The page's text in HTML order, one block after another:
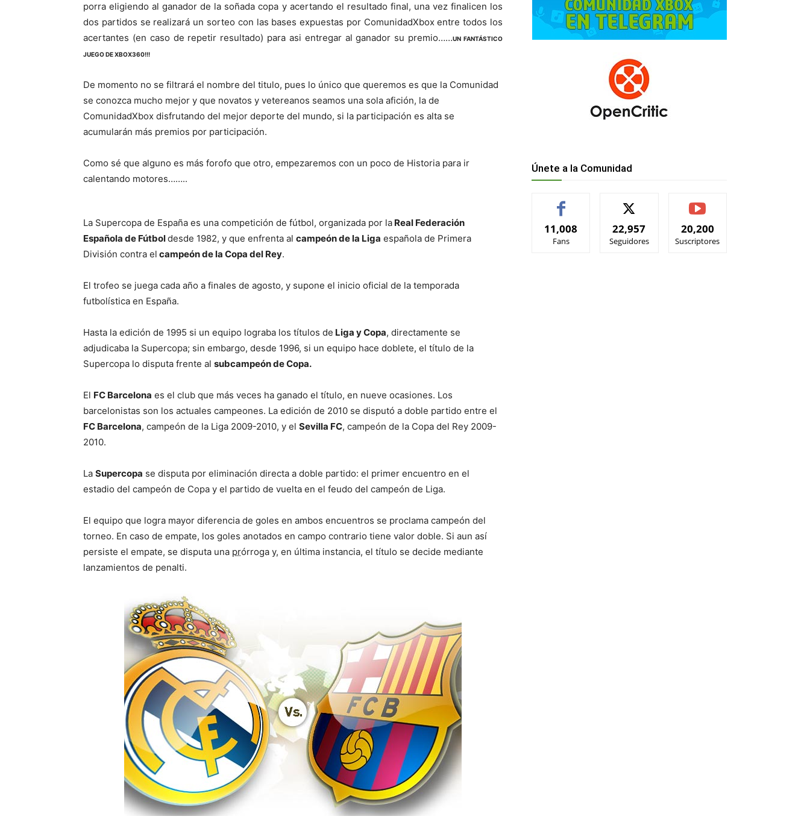
porra eligiendo al ganador de la soñada copa y acertando el resultado final, una vez finalicen los
dos partidos se realizará un sorteo con las bases expuestas por ComunidadXbox entre todos los
acertantes (en caso de repetir resultado) para asi entregar al ganador su premio……UN FANTÁSTICO
JUEGO DE XBOX360!!!
De momento no se filtrará el nombre del titulo, pues lo único que queremos es que la Comunidad
se conozca mucho mejor y que novatos y vetereanos seamos una sola afición, la de
ComunidadXbox disfrutando del mejor deporte del mundo, si la participación es alta se
acumularán más premios por participación.
Como sé que alguno es más forofo que otro, empezaremos con un poco de Historia para ir
calentando motores……..
La Supercopa de España es una competición de fútbol, organizada por la Real Federación
Española de Fútboldesde 1982, y que enfrenta al campeón de la Liga española de Primera
División contra el campeón de la Copa del Rey.
El trofeo se juega cada año a finales de agosto, y supone el inicio oficial de la temporada
futbolística en España.
Hasta la edición de 1995 si un equipo lograba los títulos de Liga y Copa, directamente se
adjudicaba la Supercopa; sin embargo, desde 1996, si un equipo hace doblete, el título de la
Supercopa lo disputa frente al subcampeón de Copa.
El FC Barcelona es el club que más veces ha ganado el título, en nueve ocasiones. Los
barcelonistas son los actuales campeones. La edición de 2010 se disputó a doble partido entre el
FC Barcelona, campeón de la Liga 2009-2010, y el Sevilla FC, campeón de la Copa del Rey 2009-
2010.
La Supercopa se disputa por eliminación directa a doble partido: el primer encuentro en el
estadio del campeón de Copa y el partido de vuelta en el feudo del campeón de Liga.
El equipo que logra mayor diferencia de goles en ambos encuentros se proclama campeón del
torneo. En caso de empate, los goles anotados en campo contrario tiene valor doble. Si aun así
persiste el empate, se disputa una prórroga y, en última instancia, el título se decide mediante
lanzamientos de penalti.
Únete a la Comunidad
11,008
Fans
22,957
Seguidores
20,200
Suscriptores